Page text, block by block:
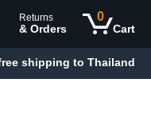
Returns
& Orders
0
Cart
shipping to Thailand